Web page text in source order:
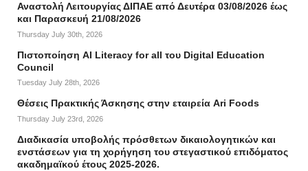
Αναστολή Λειτουργίας ΔΙΠΑΕ από Δευτέρα 03/08/2026 έως
και Παρασκευή 21/08/2026
Thursday July 30th, 2026
Πιστοποίηση AI Literacy for all του Digital Education
Council
Tuesday July 28th, 2026
Θέσεις Πρακτικής Άσκησης στην εταιρεία Ari Foods
Thursday July 23rd, 2026
Διαδικασία υποβολής πρόσθετων δικαιολογητικών και
ενστάσεων για τη χορήγηση του στεγαστικού επιδόματος
ακαδημαϊκού έτους 2025-2026.